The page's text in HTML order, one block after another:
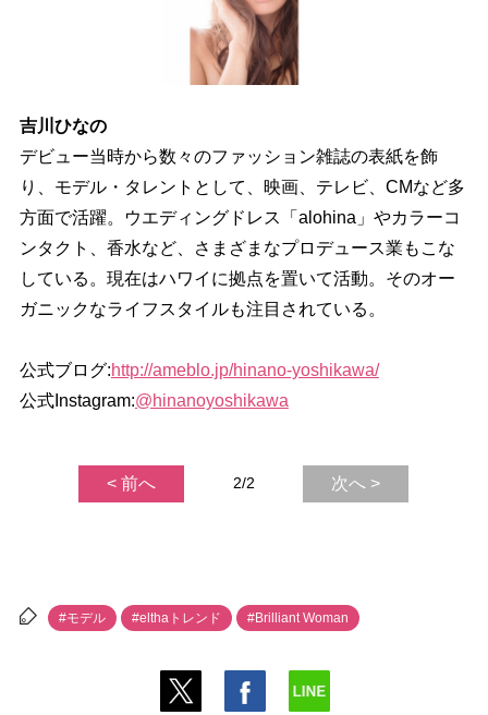
吉川ひなの
デビュー当時から数々のファッション雑誌の表紙を飾
り、モデル・タレントとして、映画、テレビ、CMなど多
方面で活躍。ウエディングドレス「alohina」やカラーコ
ンタクト、香水など、さまざまなプロデュース業もこな
している。現在はハワイに拠点を置いて活動。そのオー
ガニックなライフスタイルも注目されている。
公式ブログ:http://ameblo.jp/hinano-yoshikawa/
公式Instagram:@hinanoyoshikawa
< 前へ 2/2 次へ >
#モデル #elthaトレンド #Brilliant Woman